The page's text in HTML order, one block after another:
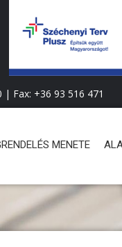
| Fax: +36 93 516 471
MENETE